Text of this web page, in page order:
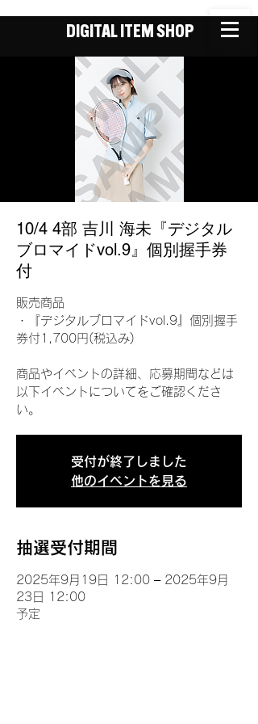
DIGITAL ITEM SHOP
10/4 4部 吉川 海未『デジタル
ブロマイドvol.9』個別握手券
付
販売商品
・『デジタルブロマイドvol.9』個別握手
券付1,700円(税込み)
商品やイベントの詳細、応募期間などは
以下イベントについてをご確認くださ
い。
受付が終了しました
他のイベントを見る
抽選受付期間
2025年9月19日 12:00 – 2025年9月
23日 12:00
予定